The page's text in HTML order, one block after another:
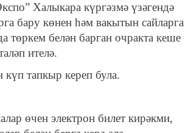
Халыкара күргәзмә үзәгендә
бару көнен һәм вакытын сайларга
төркем белән барган очракта кеше
ителә.
күп тапкыр кереп була.
өчен электрон билет кирәкми,